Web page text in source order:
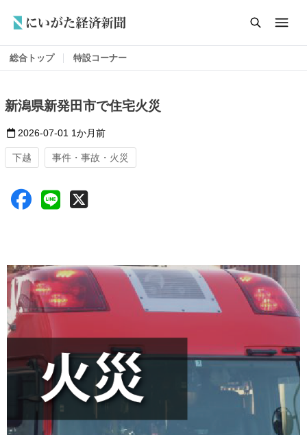
総合トップ 特設コーナー
新潟県新発田市で住宅火災
2026-07-01 1か月前
下越 事件・事故・火災